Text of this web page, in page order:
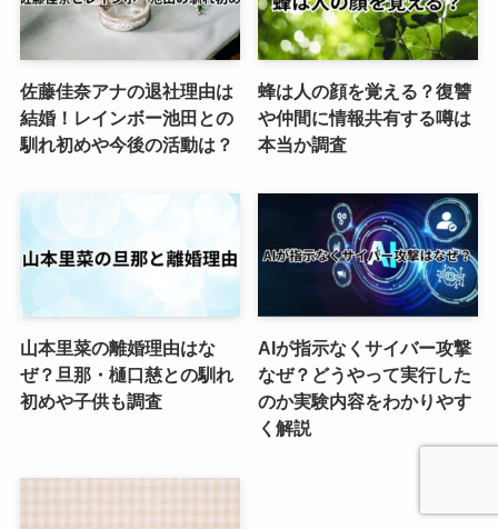
佐藤佳奈アナの退社理由は
結婚！レインボー池田との
馴れ初めや今後の活動は？
蜂は人の顔を覚える？復讐
や仲間に情報共有する噂は
本当か調査
山本里菜の離婚理由はな
ぜ？旦那・樋口慈との馴れ
初めや子供も調査
AIが指示なくサイバー攻撃
なぜ？どうやって実行した
のか実験内容をわかりやす
く解説